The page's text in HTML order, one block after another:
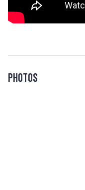
Photos